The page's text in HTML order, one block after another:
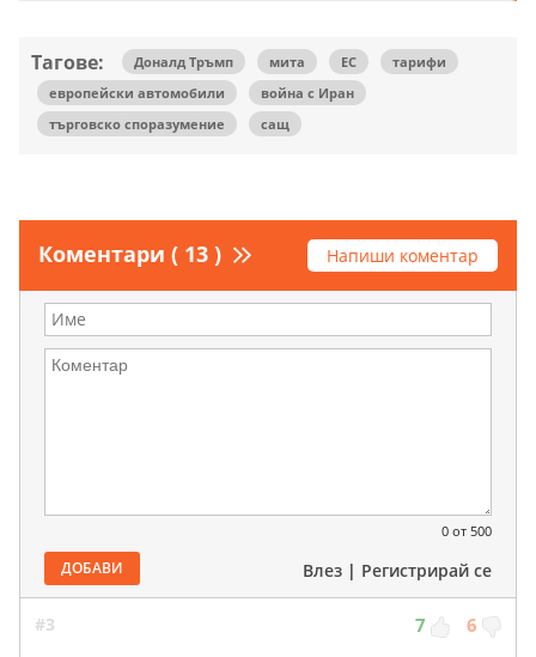
Тагове: Доналд Тръмп мита ЕС
тарифи
европейски автомобили
война с Иран
търговско споразумение
сащ
Коментари ( 13 ) Напиши коментар
0 от 500
ДОБАВИ Влез | Регистрирай се
#3 7 6